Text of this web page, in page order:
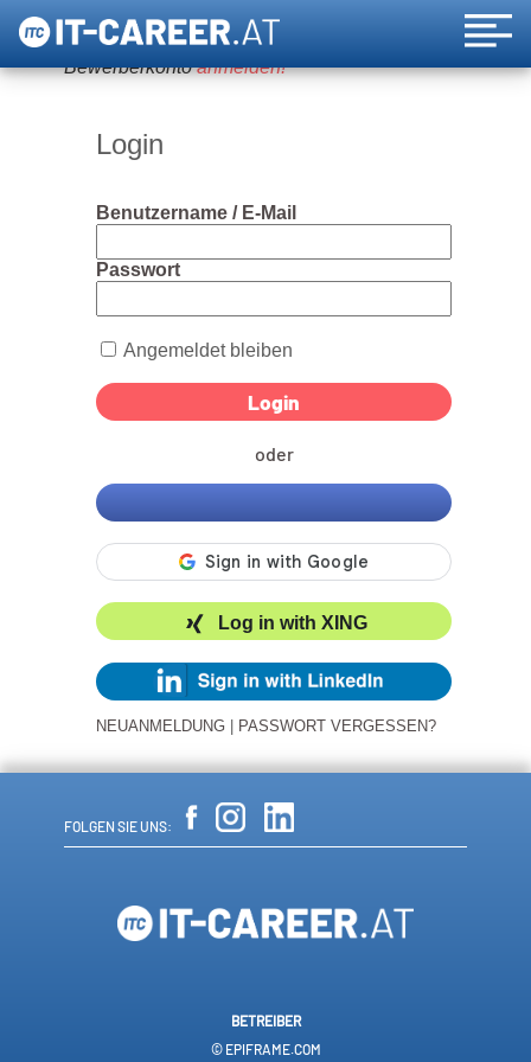
Um diese Funktion nutzen zu können, bitte ein
Bewerberkontoanmelden!
Login
Benutzername / E-Mail
Passwort
Angemeldet bleiben
oder
Log in with XING
NEUANMELDUNG PASSWORT VERGESSEN?
FOLGEN SIE UNS:
BETREIBER
© EPIFRAME.COM